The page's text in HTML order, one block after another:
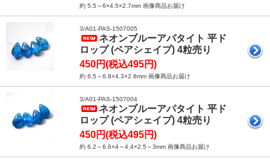
約 5.5～6×4.5×2.7mm 画像商品お届け
3/A01-PAS-1507005
ネオンブルーアパタイト 平ド
ロップ (ペアシェイプ) 4粒売り
450円(税込495円)
約 6.5～6.8×4.3×2.8mm 画像商品お届け
3/A01-PAS-1507004
ネオンブルーアパタイト 平ド
ロップ (ペアシェイプ) 4粒売り
450円(税込495円)
約 6.2～6.6×4～4.4×2.5～3mm 画像商品お届け